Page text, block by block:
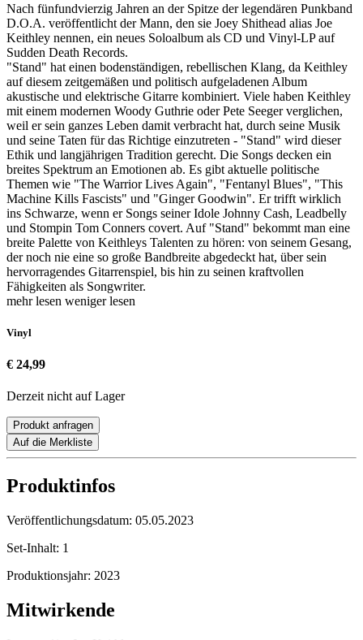
Nach fünfundvierzig Jahren an der Spitze der legendären Punkband
D.O.A. veröffentlicht der Mann, den sie Joey Shithead alias Joe
Keithley nennen, ein neues Soloalbum als CD und Vinyl-LP auf
Sudden Death Records.
"Stand" hat einen bodenständigen, rebellischen Klang, da Keithley
auf diesem zeitgemäßen und politisch aufgeladenen Album
akustische und elektrische Gitarre kombiniert. Viele haben Keithley
mit einem modernen Woody Guthrie oder Pete Seeger verglichen,
weil er sein ganzes Leben damit verbracht hat, durch seine Musik
und seine Taten für das Richtige einzutreten - "Stand" wird dieser
Ethik und langjährigen Tradition gerecht. Die Songs decken ein
breites Spektrum an Emotionen ab. Es gibt aktuelle politische
Themen wie "The Warrior Lives Again", "Fentanyl Blues", "This
Machine Kills Fascists" und "Ginger Goodwin". Er trifft wirklich
ins Schwarze, wenn er Songs seiner Idole Johnny Cash, Leadbelly
und Stompin Tom Conners covert. Auf "Stand" bekommt man eine
breite Palette von Keithleys Talenten zu hören: von seinem Gesang,
der noch nie eine so große Bandbreite abgedeckt hat, über sein
hervorragendes Gitarrenspiel, bis hin zu seinen kraftvollen
Fähigkeiten als Songwriter.
mehr lesen weniger lesen
Vinyl
€ 24,99
Derzeit nicht auf Lager
Produkt anfragen
Auf die Merkliste
Produktinfos
Veröffentlichungsdatum: 05.05.2023
Set-Inhalt: 1
Produktionsjahr: 2023
Mitwirkende